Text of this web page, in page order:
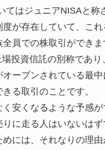
てはジュニアNISAと称
度が存在していて、これ
全員での株取引ができま
投資信託の別称であり
オープンされている最
る取引のことです。
く安くなるような予感
りに走る人はいないはず
めには、それなりの理